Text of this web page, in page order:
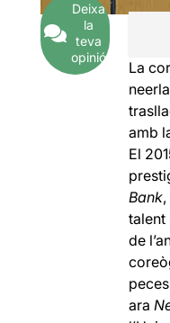
Deixa
la
teva
opinió
La
amb
El
Bank
de
ara